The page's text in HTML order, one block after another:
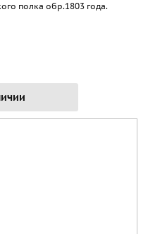
полка обр.1803 года.